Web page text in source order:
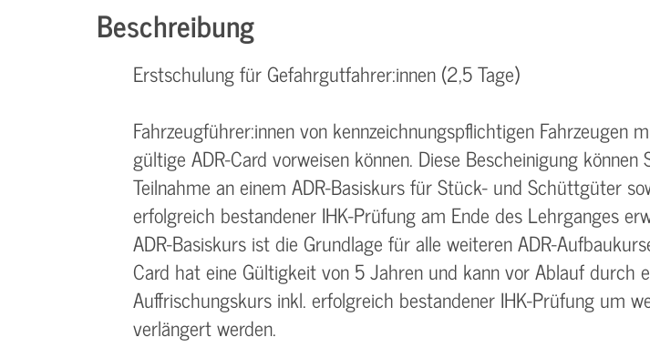
Beschreibung
Erstschulung für Gefahrgutfahrer:innen (2,5 Tage)
Fahrzeugführer:innen von kennzeichnungspflichtigen Fahrzeugen
gültige ADR-Card vorweisen können. Diese Bescheinigung können
Teilnahme an einem ADR-Basiskurs für Stück- und Schüttgüter
erfolgreich bestandener IHK-Prüfung am Ende des Lehrganges
ADR-Basiskurs ist die Grundlage für alle weiteren ADR-
Card hat eine Gültigkeit von 5 Jahren und kann vor Ablauf durch
Auffrischungskurs inkl. erfolgreich bestandener IHK-Prüfung um
verlängert werden.